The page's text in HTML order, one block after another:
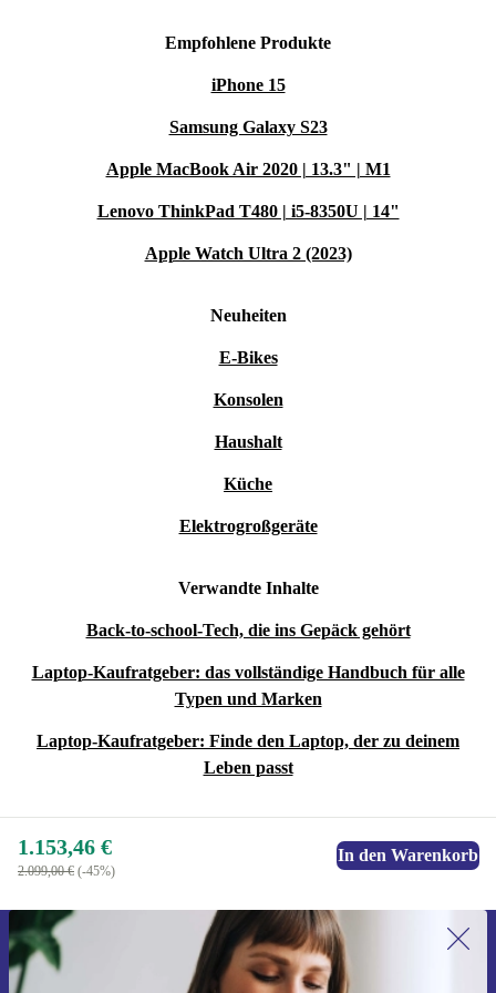
Empfohlene Produkte
iPhone 15
Samsung Galaxy S23
Apple MacBook Air 2020 | 13.3" | M1
Lenovo ThinkPad T480 | i5-8350U | 14"
Apple Watch Ultra 2 (2023)
Neuheiten
E-Bikes
Konsolen
Haushalt
Küche
Elektrogroßgeräte
Verwandte Inhalte
Back-to-school-Tech, die ins Gepäck gehört
Laptop-Kaufratgeber: das vollständige Handbuch für alle
Typen und Marken
Laptop-Kaufratgeber: Finde den Laptop, der zu deinem
Leben passt
1.153,46 €
2.099,00 € (-45%)
In den Warenkorb
Erstmals zum Newsletter anmelden,
15 € sparen!